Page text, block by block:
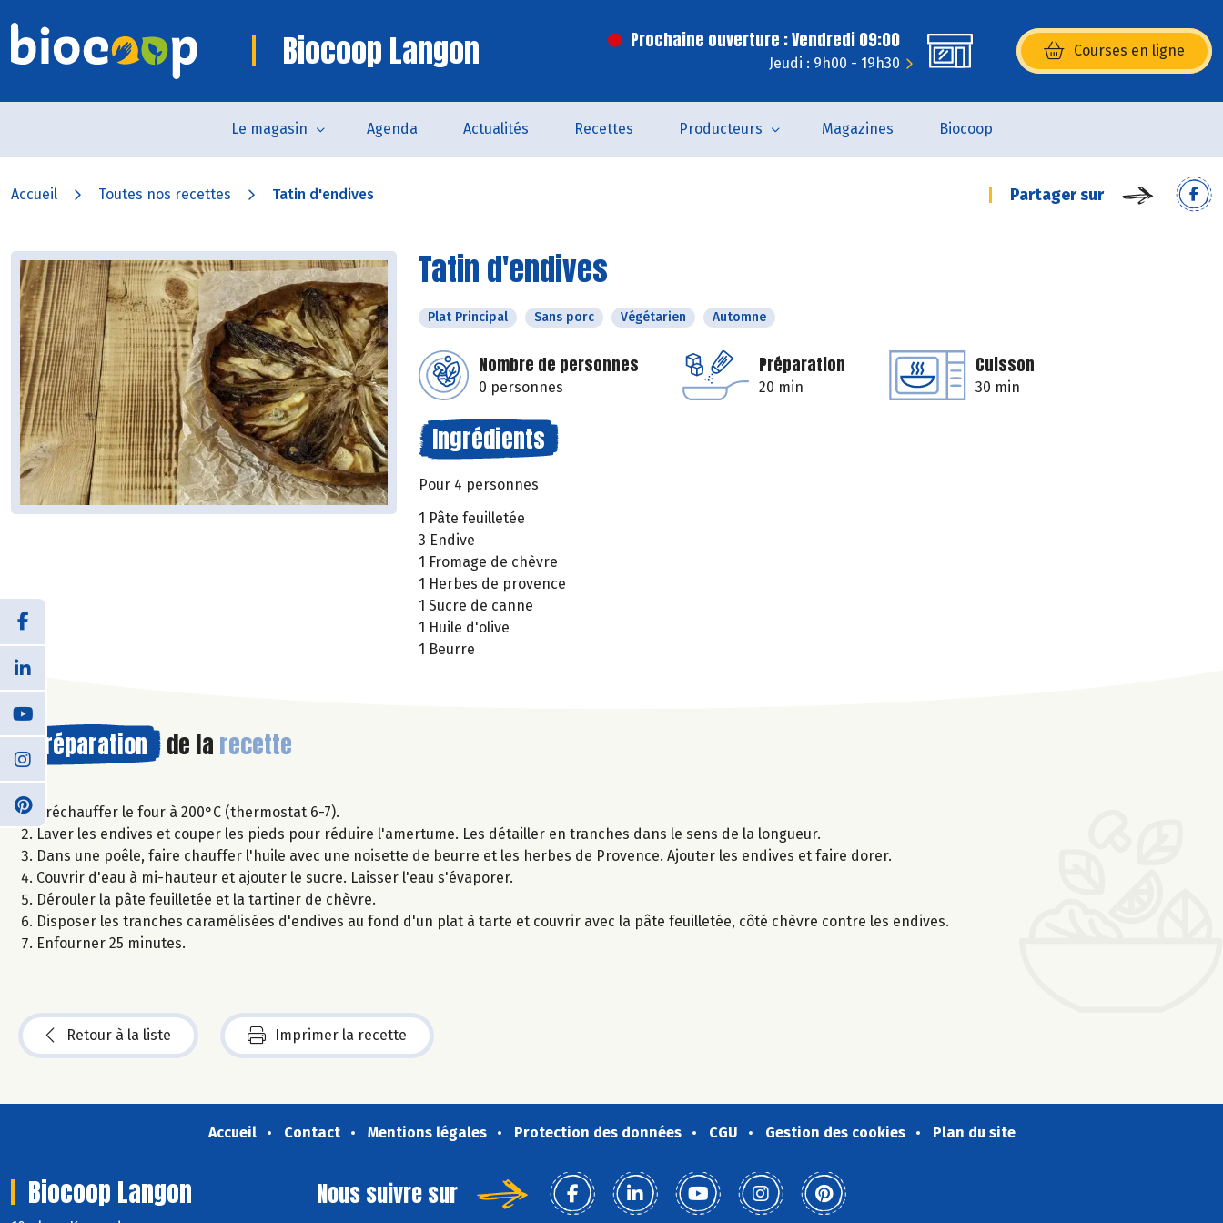
Biocoop Langon Prochaine ouverture : Vendredi 09:00
Jeudi : 9h00 - 19h30
Courses en ligne
(s’ouvre dans une nouvelle
Le magasin Agenda Actualités Recettes Producteurs Magazines Biocoop
Accueil Toutes nos recettes Tatin d'endives Partager sur
Tatin d'endives
Plat Principal Sans porc Végétarien Automne
Nombre de personnes
0 personnes
Préparation
20 min
Cuisson
30 min
Ingrédients
Pour 4 personnes
1 Pâte feuilletée
3 Endive
1 Fromage de chèvre
1 Herbes de provence
1 Sucre de canne
1 Huile d'olive
1 Beurre
Préparation de la recette
Préchauffer le four à 200°C (thermostat 6-7).
Laver les endives et couper les pieds pour réduire l'amertume. Les détailler en tranches dans le sens de la longueur.
Dans une poêle, faire chauffer l'huile avec une noisette de beurre et les herbes de Provence. Ajouter les endives et faire dorer.
Couvrir d'eau à mi-hauteur et ajouter le sucre. Laisser l'eau s'évaporer.
Dérouler la pâte feuilletée et la tartiner de chèvre.
Disposer les tranches caramélisées d'endives au fond d'un plat à tarte et couvrir avec la pâte feuilletée, côté chèvre contre les endives.
Enfourner 25 minutes.
Retour à la liste Imprimer la recette
Accueil Contact Mentions légales Protection des données CGU Gestion des cookies Plan du site
Biocoop Langon Nous suivre sur